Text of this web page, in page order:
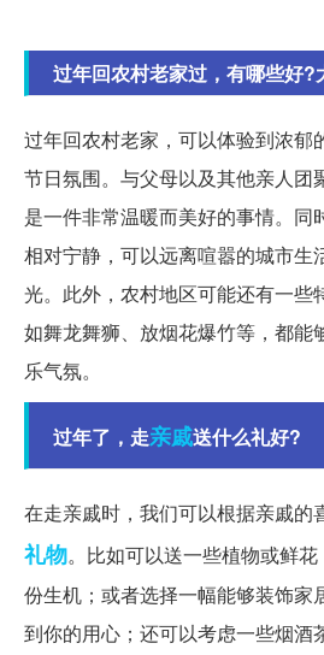
过年回农村老家过，有哪些好?
过年回农村老家，可以体验到浓郁
节日氛围。与父母以及其他亲人团
是一件非常温暖而美好的事情。同
相对宁静，可以远离喧嚣的城市生
光。此外，农村地区可能还有一些
如舞龙舞狮、放烟花爆竹等，都能
乐气氛。
过年了，走亲戚送什么礼好?
在走亲戚时，我们可以根据亲戚的
礼物。比如可以送一些植物或鲜
份生机；或者选择一幅能够装饰家
到你的用心；还可以考虑一些烟酒